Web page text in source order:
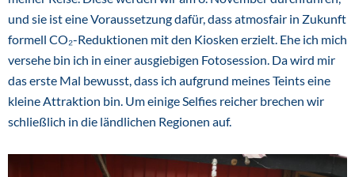
und sie ist eine Voraussetzung dafür, dass atmosfair in Zukunft
formell CO₂-Reduktionen mit den Kiosken erzielt. Ehe ich mich
versehe bin ich in einer ausgiebigen Fotosession. Da wird mir
das erste Mal bewusst, dass ich aufgrund meines Teints eine
kleine Attraktion bin. Um einige Selfies reicher brechen wir
schließlich in die ländlichen Regionen auf.